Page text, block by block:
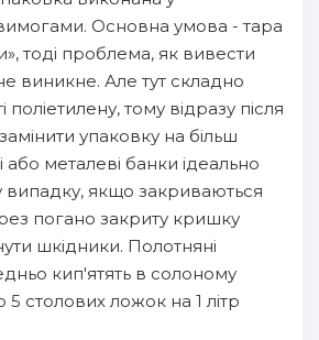
вимогами. Основна умова - тара
тоді проблема, як вивести
виникне. Але тут складно
поліетилену, тому відразу після
упаковку на більш
або металеві банки ідеально
випадку, якщо закриваються
погано закриту кришку
шкідники. Полотняні
кип'ятять в солоному
5 столових ложок на 1 літр